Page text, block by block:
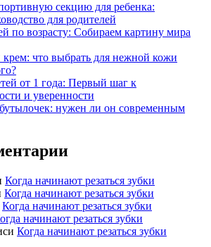
секцию для ребенка:
для родителей
по возрасту: Собираем картину мира
что выбрать для нежной кожи
от 1 года: Первый шаг к
и уверенности
нужен ли он современным
Когда начинают резаться зубки
Когда начинают резаться зубки
Когда начинают резаться зубки
начинают резаться зубки
Когда начинают резаться зубки